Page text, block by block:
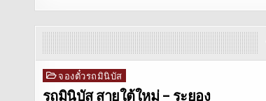
Posted
in
จองตั๋วรถมินิบัส
รถมินิบัส สายใต้ใหม่ – ระยอง